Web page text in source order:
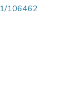
106462